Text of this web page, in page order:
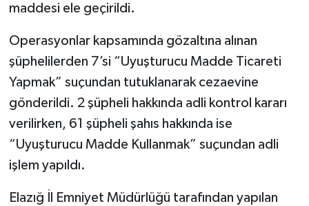
maddesi ele geçirildi.
Operasyonlar kapsamında gözaltına alınan
şüphelilerden 7’si “Uyuşturucu Madde Ticareti
Yapmak” suçundan tutuklanarak cezaevine
gönderildi. 2 şüpheli hakkında adli kontrol kararı
verilirken, 61 şüpheli şahıs hakkında ise
“Uyuşturucu Madde Kullanmak” suçundan adli
işlem yapıldı.
Elazığ İl Emniyet Müdürlüğü tarafından yapılan